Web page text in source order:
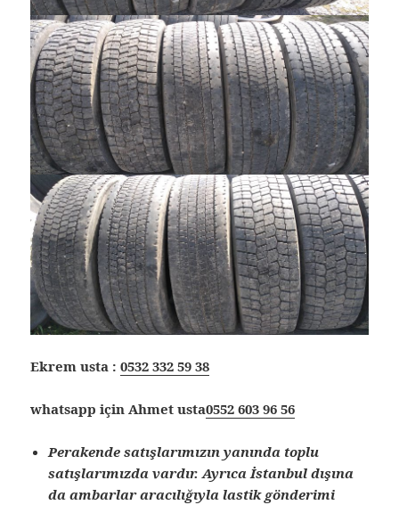
Ekrem usta :0532 332 59 38
whatsapp için Ahmet usta0552 603 96 56
Perakende satışlarımızın yanında toplu
satışlarımızda vardır. Ayrıca İstanbul dışına
da ambarlar aracılığıyla lastik gönderimi